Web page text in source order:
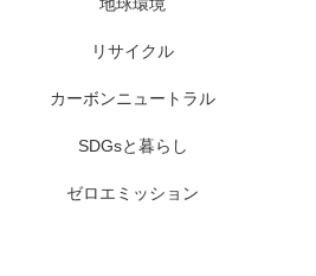
リサイクル
カーボンニュートラル
SDGsと暮らし
ゼロエミッション